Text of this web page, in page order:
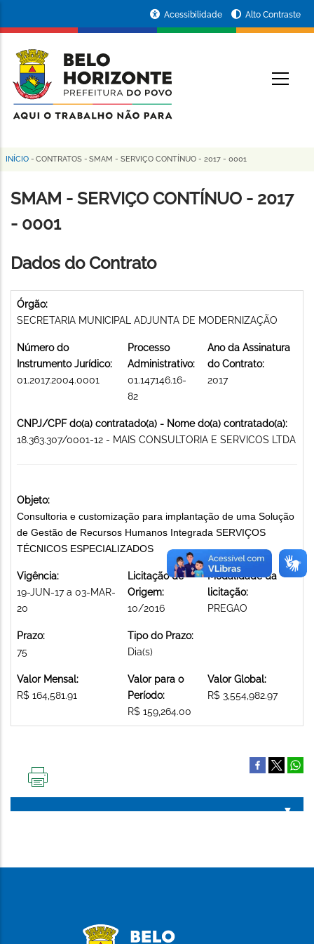
conteúdo
principal
da
Prefeitura
de
Horizonte
Acessibilidade Alto Contraste
Trilha
de
navegação
INÍCIO - CONTRATOS - SMAM - SERVIÇO CONTÍNUO - 2017 - 0001
SMAM - SERVIÇO CONTÍNUO - 2017
- 0001
Dados do Contrato
Órgão:
SECRETARIA MUNICIPAL ADJUNTA DE MODERNIZAÇÃO
Número do
Instrumento Jurídico:
01.2017.2004.0001
Processo
Administrativo:
01.147146.16-
82
Ano da Assinatura
do Contrato:
2017
CNPJ/CPF do(a) contratado(a) - Nome do(a) contratado(a):
18.363.307/0001-12 - MAIS CONSULTORIA E SERVICOS LTDA
Objeto:
Consultoria e customização para implantação de uma Solução
de Gestão de Recursos Humanos Integrada SERVIÇOS
TÉCNICOS ESPECIALIZADOS
Vigência:
19-JUN-17 a 03-MAR-
20
Licitação de
Origem:
10/2016
Modalidade da
licitação:
PREGAO
Prazo:
75
Tipo do Prazo:
Dia(s)
Valor Mensal:
R$ 164,581.91
Valor para o
Período:
R$ 159,264.00
Valor Global:
R$ 3,554,982.97
PÁGINA